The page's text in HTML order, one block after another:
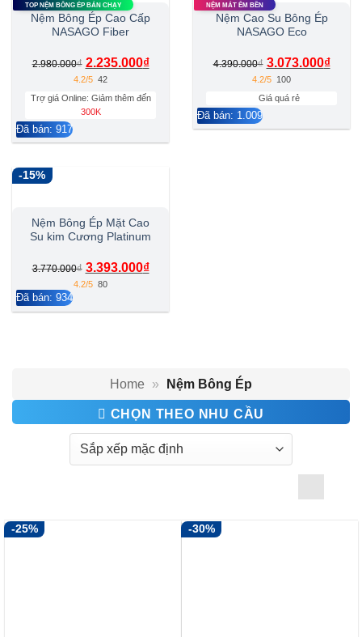
TOP NỆM BÔNG ÉP BÁN CHẠY
Nệm Bông Ép Cao Cấp
NASAGO Fiber
2.980.000₫ 2.235.000₫
4.2/5 42
Đã bán: 917
Trợ giá Online: Giảm thêm đến
300K
NỆM MÁT ÊM BỀN
Nệm Cao Su Bông Ép
NASAGO Eco
4.390.000₫ 3.073.000₫
4.2/5 100
Đã bán: 1.009
Giá quá rẻ
-15%
Nệm Bông Ép Mặt Cao
Su kim Cương Platinum
3.770.000₫ 3.393.000₫
4.2/5 80
Đã bán: 934
Home » Nệm Bông Ép
CHỌN THEO NHU CẦU
-25% -30%